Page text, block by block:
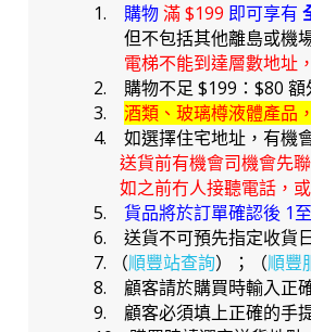
1. 購物滿 $199 即可享有
但不包括其他離島或機
電梯不能到達層數地址
2. 購物不足 $199：$80 額
3. 酒類、玻璃樽液體產品
4. 如選擇住宅地址，有機
送貨前有機會司機會先
如之前冇人接聽電話，
5. 貨品將於訂單確認後 1
6. 送貨不可預先指定收貨
7. （順豐站查詢）；（順豐
8. 顧客請於購買時輸入正
9. 顧客必須填上正確的手